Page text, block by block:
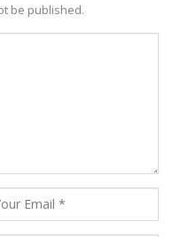
be published.